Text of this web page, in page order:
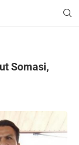
Somasi,